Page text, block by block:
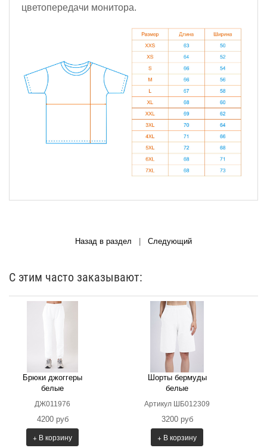
цветопередачи монитора.
Назад в раздел | Следующий
С этим часто заказывают:
Брюки джоггеры
белые
ДЖ011976
4200 руб
+ В корзину
Шорты бермуды
белые
Артикул ШБ012309
3200 руб
+ В корзину